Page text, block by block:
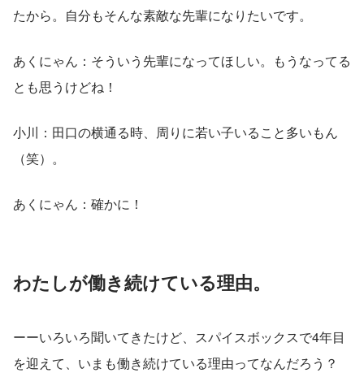
たから。自分もそんな素敵な先輩になりたいです。
あくにゃん：そういう先輩になってほしい。もうなってる
とも思うけどね！
小川：田口の横通る時、周りに若い子いること多いもん
（笑）。
あくにゃん：確かに！
わたしが働き続けている理由。
ーーいろいろ聞いてきたけど、スパイスボックスで4年目
を迎えて、いまも働き続けている理由ってなんだろう？